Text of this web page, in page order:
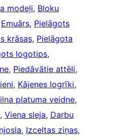
modeļi, Bloku
Emuārs, Pielāgots
krāsas, Pielāgota
logotips
, Piedāvātie attēli
, Kājenes logrīki
platuma veidne
, Viena sleja, Darbu
, Izceltas ziņas